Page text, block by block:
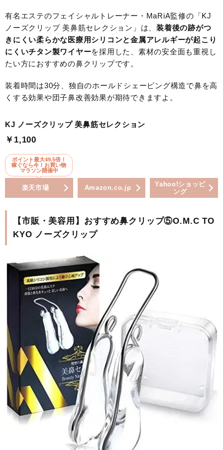
有名エステのフェイシャルトレーナー・MaRiA監修の「KJ
ノーズクリップ 美鼻筋セレクション」は、 装着後の跡がつ
きにくい柔らかな医療用シリコンと金属アレルギーが起こり
にくいチタン製ワイヤーを採用した、素材の安全面も重視し
たい方におすすめの鼻クリップです。
装着時間は30分、独自のホールドシェーピング構造で鼻を高
くする効果や団子鼻改善効果が期待できますよ。
KJ ノーズクリップ 美鼻筋セレクション
￥1,100
ポイント最大49.5倍！
稼ぐなら今！お買い物
マラソン開催中
楽天市場 Amazon.co.jp
Yahoo!ショッピ
ング
【市販・美容用】おすすめ鼻クリップ⑤O.M.C TO
KYO ノーズクリップ